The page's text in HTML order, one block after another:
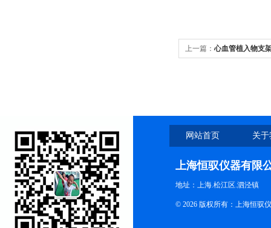
上一篇：心血管植入物支
网站首页 关
上海恒驭仪器有限
地址：上海.松江区.泗泾镇
© 2026 版权所有：上海恒驭